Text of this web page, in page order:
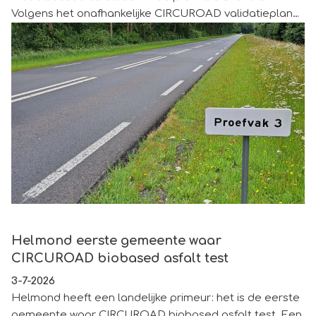
Volgens het onafhankelijke CIRCUROAD validatieplan
vond vandaag het eerste monitoringsmoment plaats
met het nemen van boorkernen. Binnenkort volgt een
visuele inspectie door KOAC. Deze monitoring vormt
een belangrijke mijlpaal van de CIRCUROAD
ketensamenwerking: overheden, bedrijven en
kennisinstellingen werken samen aan de ontwikkeling,
validatie en grootschalige toepassing van fossielvrij
asfalt.
Helmond eerste gemeente waar CIRCUROAD biobased
Helmond eerste gemeente waar
CIRCUROAD biobased asfalt test
3-7-2026
Helmond heeft een landelijke primeur: het is de eerste